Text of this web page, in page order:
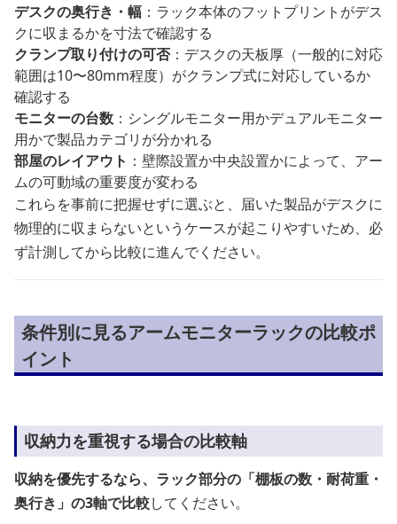
デスクの奥行き・幅 ：ラック本体のフットプリントがデス
クに収まるかを寸法で確認する
クランプ取り付けの可否：デスクの天板厚（一般的に対応
範囲は10〜80mm程度）がクランプ式に対応しているか
確認する
モニターの台数 ：シングルモニター用かデュアルモニター
用かで製品カテゴリが分かれる
部屋のレイアウト ：壁際設置か中央設置かによって、アー
ムの可動域の重要度が変わる
これらを事前に把握せずに選ぶと、届いた製品がデスクに
物理的に収まらないというケースが起こりやすいため、必
ず計測してから比較に進んでください。
条件別に見るアームモニターラックの比較ポ
イント
収納力を重視する場合の比較軸
収納を優先するなら、ラック部分の「棚板の数・耐荷重・
奥行き」の3軸で比較してください。